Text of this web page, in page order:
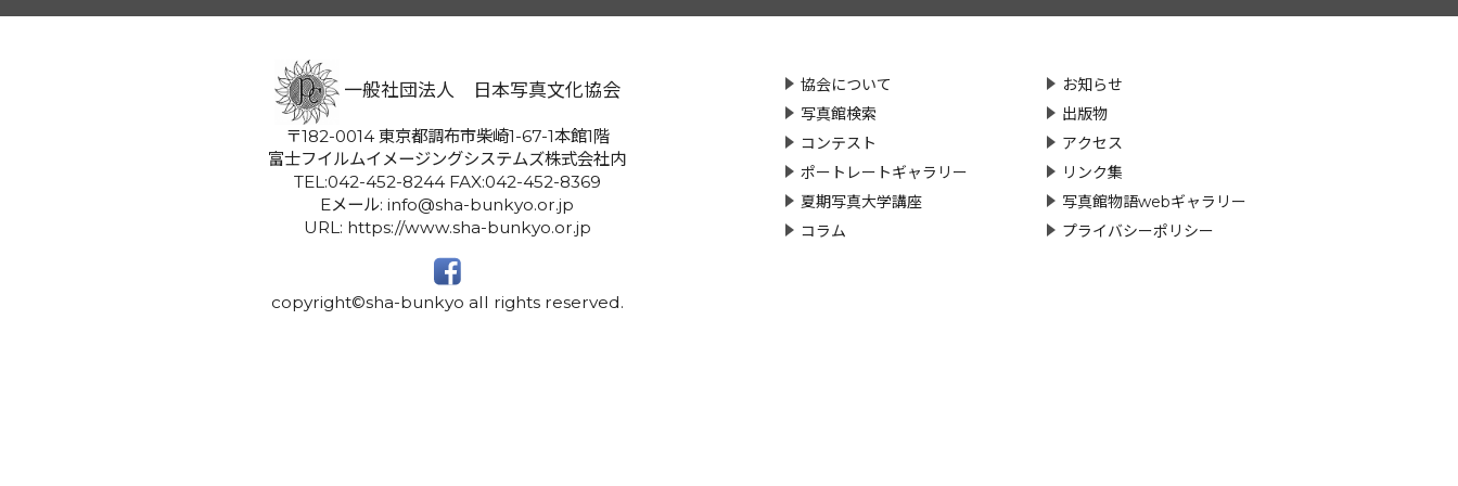
協会について
写真館検索
コンテスト
ポートレートギャラリー
夏期写真大学講座
コラム
お知らせ
出版物
アクセス
リンク集
写真館物語webギャラリー
プライバシーポリシー
一般社団法人 日本写真文化協会
〒182-0014 東京都調布市柴崎1-67-1本館1階
富士フイルムイメージングシステムズ株式会社内
TEL:042-452-8244 FAX:042-452-8369
Eメール: info@sha-bunkyo.or.jp
URL: https://www.sha-bunkyo.or.jp
copyright©sha-bunkyo all rights reserved.